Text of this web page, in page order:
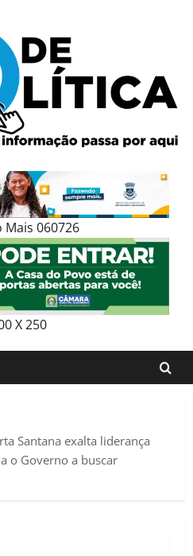
Mais 060726
X 250
Santana exalta liderança
o Governo a buscar